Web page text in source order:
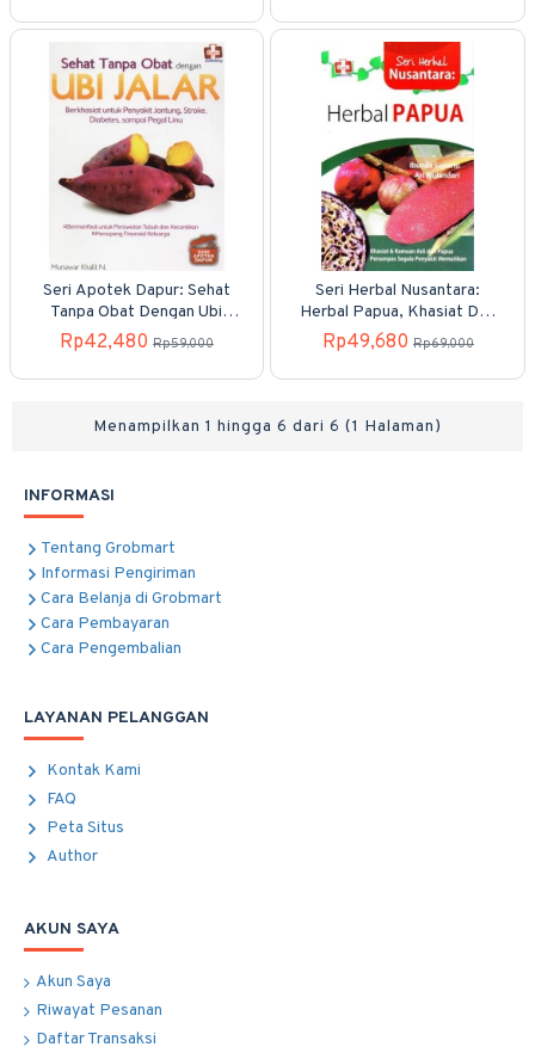
Seri Apotek Dapur: Sehat
Tanpa Obat Dengan Ubi
Jalar, Berkhasiat Untuk
Penyakit Jantung, Stroke,
Diabetes, Sampai Pegal Linu
Rp42,480 Rp59,000
Seri Herbal Nusantara:
Herbal Papua, Khasiat Dan
Ramuan Asli Dari Papua
Penumpas Segala Penyakit
Mematikan
Rp49,680 Rp69,000
Menampilkan 1 hingga 6 dari 6 (1 Halaman)
INFORMASI
Tentang Grobmart
Informasi Pengiriman
Cara Belanja di Grobmart
Cara Pembayaran
Cara Pengembalian
LAYANAN PELANGGAN
Kontak Kami
FAQ
Peta Situs
Author
AKUN SAYA
Akun Saya
Riwayat Pesanan
Daftar Transaksi